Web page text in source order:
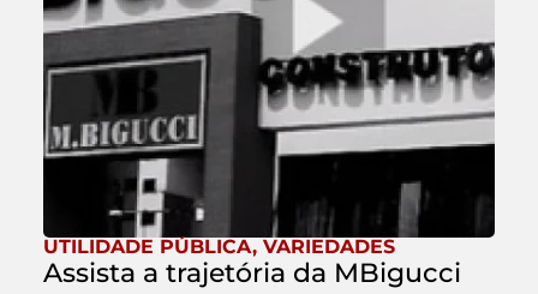
UTILIDADE PÚBLICA, VARIEDADES
Assista a trajetória da MBigucci